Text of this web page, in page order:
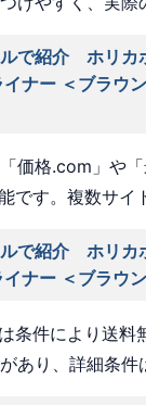
ルで紹介 ホリカ
ナー ＜ブラウ
価格.com」や
です。複数サイ
ルで紹介 ホリカ
ナー ＜ブラウ
条件により送料
あり、詳細条件